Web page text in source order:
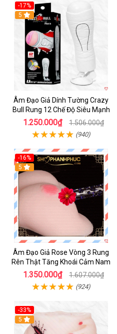
-17%
5
Âm Đạo Giả Dính Tường Crazy
Bull Rung 12 Chế Độ Siêu Mạnh
1.250.000₫ 1.506.000₫
(940)
-16%
5
Âm Đạo Giả Rose Vòng 3 Rung
Rên Thật Tăng Khoái Cảm Nam
1.350.000₫ 1.607.000₫
(924)
-33%
5